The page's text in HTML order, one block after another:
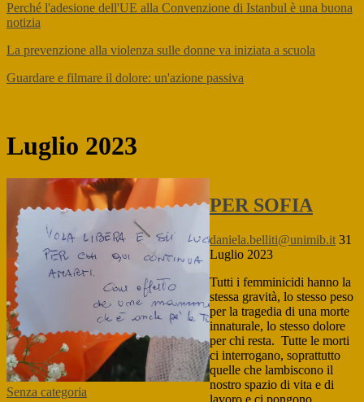
Perché l'adesione dell'UE alla Convenzione di Istanbul è una buona
notizia
La prevenzione alla violenza sulle donne va iniziata a scuola
Guardare e filmare il dolore: un'azione passiva
Luglio 2023
Senza categoria
PER SOFIA
daniela.belliti@unimib.it 31
Luglio 2023
Tutti i femminicidi hanno la
stessa gravità, lo stesso peso
per la tragedia di una morte
innaturale, lo stesso dolore
per chi resta. Tutte le morti
ci interrogano, soprattutto
quelle che lambiscono il
nostro spazio di vita e di
lavoro e ci pongono